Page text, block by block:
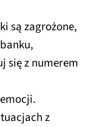
są zagrożone,
się z numerem
z